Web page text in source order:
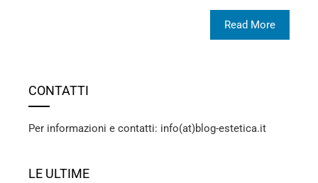
Read More
CONTATTI
Per informazioni e contatti: info(at)blog-estetica.it
LE ULTIME